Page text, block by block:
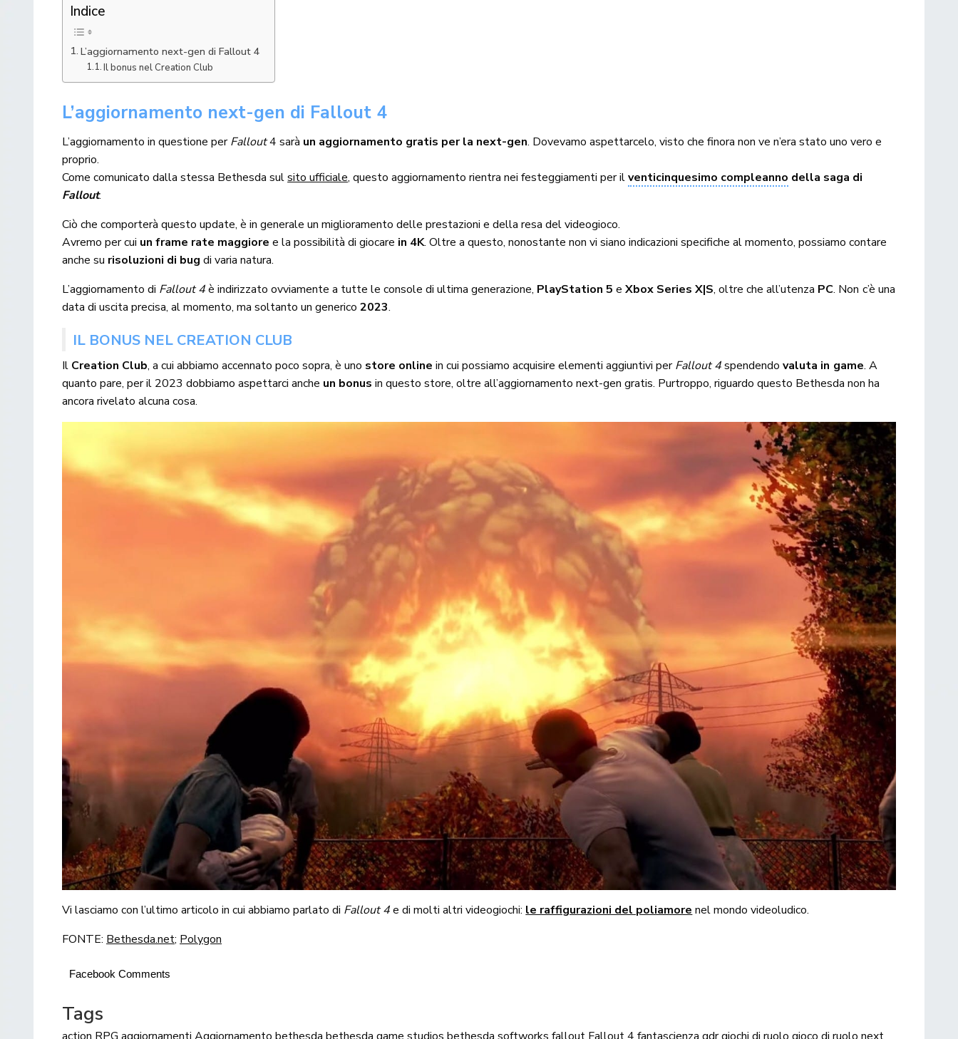
Indice
L’aggiornamento next-gen di Fallout 4
Il bonus nel Creation Club
L’aggiornamento next-gen di Fallout 4
L’aggiornamento in questione perFallout4 sarà un aggiornamento gratis per la next-gen. Dovevamo aspettarcelo, visto che finora non ve n’era stato uno vero e
proprio.
Come comunicato dalla stessa Bethesda sulsito ufficiale, questo aggiornamento rientra nei festeggiamenti per ilventicinquesimo compleanno della saga di
Fallout.
Ciò che comporterà questo update, è in generale un miglioramento delle prestazioni e della resa del videogioco.
Avremo per cui un frame rate maggiore e la possibilità di giocare in 4K. Oltre a questo, nonostante non vi siano indicazioni specifiche al momento, possiamo contare
anche su risoluzioni di bug di varia natura.
L’aggiornamento di Fallout 4è indirizzato ovviamente a tutte le console di ultima generazione, PlayStation 5 eXbox Series X|S, oltre che all’utenza PC. Non c’è una
data di uscita precisa, al momento, ma soltanto un generico2023.
IL BONUS NEL CREATION CLUB
Il Creation Club, a cui abbiamo accennato poco sopra, è uno store onlinein cui possiamo acquisire elementi aggiuntivi perFallout 4spendendovaluta in game. A
quanto pare, per il 2023 dobbiamo aspettarci anche un bonusin questo store, oltre all’aggiornamento next-gen gratis. Purtroppo, riguardo questo Bethesda non ha
ancora rivelato alcuna cosa.
Vi lasciamo con l’ultimo articolo in cui abbiamo parlato di Fallout 4e di molti altri videogiochi: le raffigurazioni del poliamore nel mondo videoludico.
FONTE: Bethesda.net; Polygon
Facebook Comments
Tags